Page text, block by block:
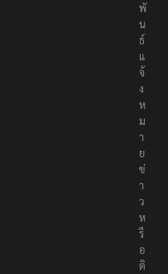
พั
น
ธ์
แ
จ้
ง
ห
ม
า
ย
ข่
า
ว
ห
รื
อ
ติ